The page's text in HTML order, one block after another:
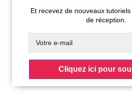
Et recevez de nouveaux
de réception.
Cliquez ici pour